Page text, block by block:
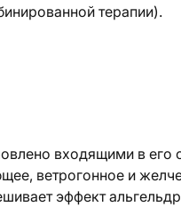
терапии).
входящими в его
ветрогонное и
эффект